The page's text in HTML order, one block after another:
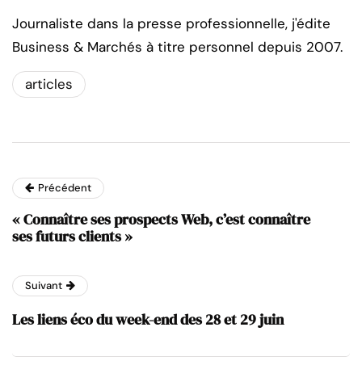
Journaliste dans la presse professionnelle, j'édite
Business & Marchés à titre personnel depuis 2007.
articles
Précédent
« Connaître ses prospects Web, c’est connaître
ses futurs clients »
Suivant
Les liens éco du week-end des 28 et 29 juin